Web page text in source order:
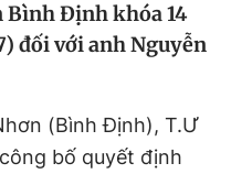
Magazine
Bạn cần biết
Bình Định khóa 14
đối với anh Nguyễn
(Bình Định), T.Ư
bố quyết định